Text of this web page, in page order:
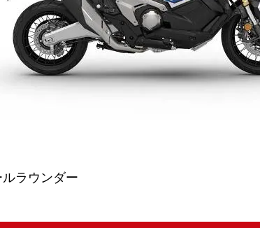
ラウンダー